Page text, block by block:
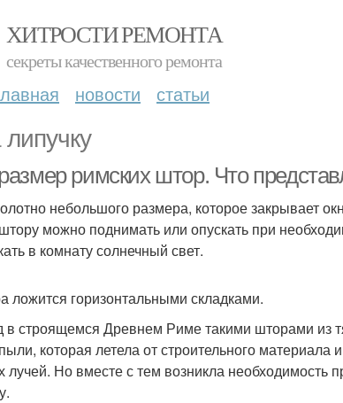
ХИТРОСТИ РЕМОНТА
секреты качественного ремонта
новости статьи
римских штор. Что
небольшого размера, которое закрывает
можно поднимать или опускать при
в комнату солнечный свет.
горизонтальными складками.
в строящемся Древнем Риме такими шторами из
которая летела от строительного
Но вместе с тем возникла необходимость